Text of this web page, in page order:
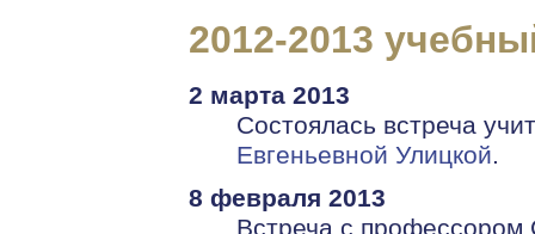
2012-2013
2 марта 2013
Состоялась встреча
Евгеньевной Улицкой.
8 февраля 2013
Встреча с